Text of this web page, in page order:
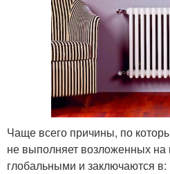
Чаще всего причины, по
не выполняет возложенных на
глобальными и заключаются в: